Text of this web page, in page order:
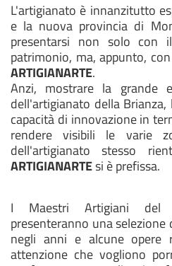
L'artigianato è innanzitutto
e la nuova provincia di
presentarsi non solo con
patrimonio, ma, appunto,
ARTIGIANARTE.
Anzi, mostrare la grande
dell'artigianato della
capacità di innovazione in
rendere visibili le varie
dell'artigianato stesso
ARTIGIANARTEsi è prefissa.
I Maestri Artigiani del
presenteranno una
negli anni e alcune opere
attenzione che vogliono